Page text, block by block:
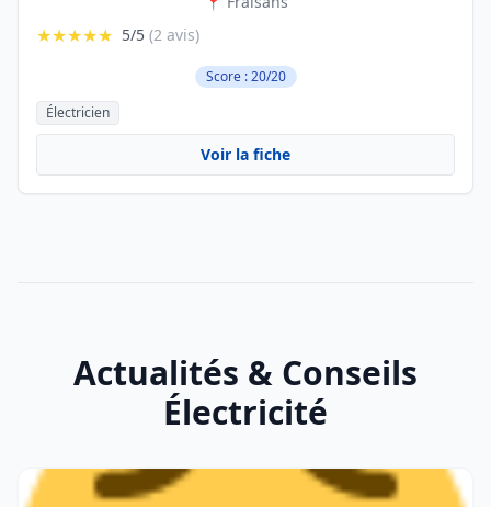
★★★★★ 5/5 (2 avis)
Score : 20/20
Électricien
Voir la fiche
Actualités & Conseils
Électricité